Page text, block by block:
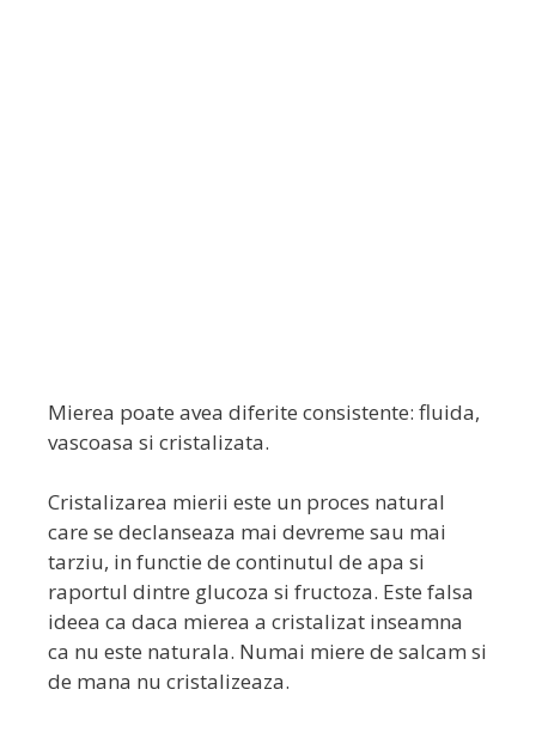
Mierea poate avea diferite consistente: fluida,
vascoasa si cristalizata.
Cristalizarea mierii este un proces natural
care se declanseaza mai devreme sau mai
tarziu, in functie de continutul de apa si
raportul dintre glucoza si fructoza. Este falsa
ideea ca daca mierea a cristalizat inseamna
ca nu este naturala. Numai miere de salcam si
de mana nu cristalizeaza.